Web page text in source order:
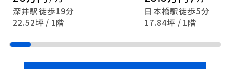
深井駅徒歩19分
22.52坪 / 1階
日本橋駅徒歩5分
17.84坪 / 1階